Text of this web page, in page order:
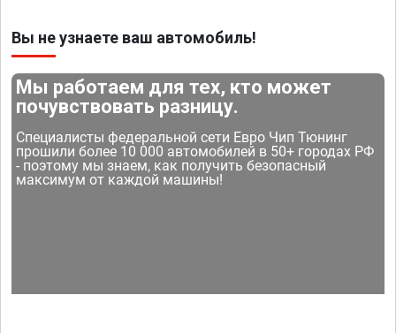
Вы не узнаете ваш автомобиль!
Мы работаем для тех, кто может
почувствовать разницу.
Специалисты федеральной сети Евро Чип Тюнинг
прошили более 10 000 автомобилей в 50+ городах РФ
- поэтому мы знаем, как получить безопасный
максимум от каждой машины!